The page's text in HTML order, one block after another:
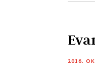
2016.